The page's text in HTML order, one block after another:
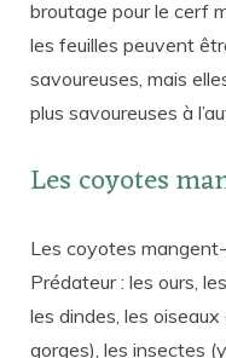
broutage pour le cerf
les feuilles peuvent
savoureuses, mais
plus savoureuses à
Les coyotes
Les coyotes
Prédateur : les ours,
les dindes, les
gorges), les insectes